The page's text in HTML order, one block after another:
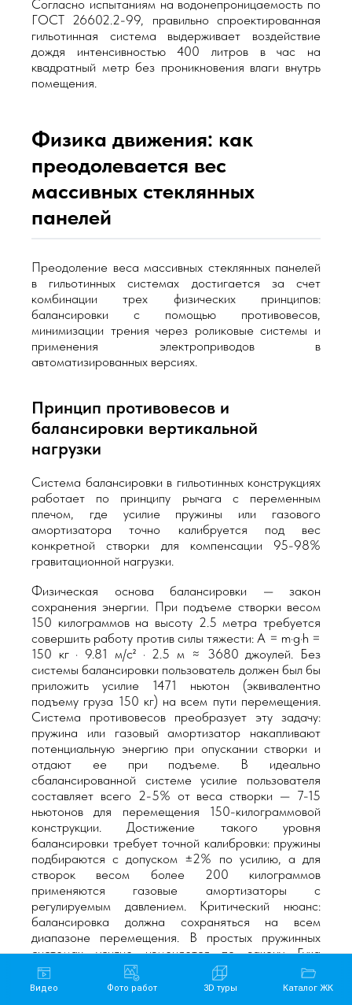
Согласно испытаниям на водонепроницаемость по
ГОСТ 26602.2-99, правильно спроектированная
гильотинная система выдерживает воздействие
дождя интенсивностью 400 литров в час на
квадратный метр без проникновения влаги внутрь
помещения.
Физика движения: как
преодолевается вес
массивных стеклянных
панелей
Преодоление веса массивных стеклянных панелей
в гильотинных системах достигается за счет
комбинации трех физических принципов:
балансировки с помощью противовесов,
минимизации трения через роликовые системы и
применения электроприводов в
автоматизированных версиях.
Принцип противовесов и
балансировки вертикальной
нагрузки
Система балансировки в гильотинных конструкциях
работает по принципу рычага с переменным
плечом, где усилие пружины или газового
амортизатора точно калибруется под вес
конкретной створки для компенсации 95-98%
гравитационной нагрузки.
Физическая основа балансировки — закон
сохранения энергии. При подъеме створки весом
150 килограммов на высоту 2.5 метра требуется
совершить работу против силы тяжести: A = m·g·h =
150 кг · 9.81 м/с² · 2.5 м ≈ 3680 джоулей. Без
системы балансировки пользователь должен был бы
приложить усилие 1471 ньютон (эквивалентно
подъему груза 150 кг) на всем пути перемещения.
Система противовесов преобразует эту задачу:
пружина или газовый амортизатор накапливают
потенциальную энергию при опускании створки и
отдают ее при подъеме. В идеально
сбалансированной системе усилие пользователя
составляет всего 2-5% от веса створки — 7-15
ньютонов для перемещения 150-килограммовой
конструкции. Достижение такого уровня
балансировки требует точной калибровки: пружины
подбираются с допуском ±2% по усилию, а для
створок весом более 200 килограммов
применяются газовые амортизаторы с
регулируемым давлением. Критический нюанс:
балансировка должна сохраняться на всем
диапазоне перемещения. В простых пружинных
системах усилие изменяется по закону Гука
(линейно с деформацией), что приводит к избытку
компенсации в верхней точке и недостатку в
Видео Фото работ 3D туры Каталог ЖК